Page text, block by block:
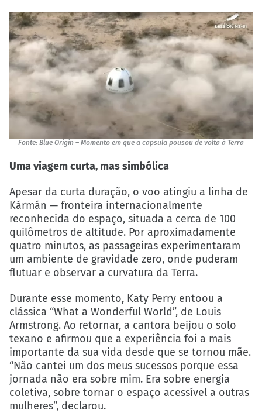
Fonte: Blue Origin – Momento em que a capsula pousou de volta à Terra
Uma viagem curta, mas simbólica
Apesar da curta duração, o voo atingiu a linha de
Kármán — fronteira internacionalmente
reconhecida do espaço, situada a cerca de 100
quilômetros de altitude. Por aproximadamente
quatro minutos, as passageiras experimentaram
um ambiente de gravidade zero, onde puderam
flutuar e observar a curvatura da Terra.
Durante esse momento, Katy Perry entoou a
clássica “What a Wonderful World”, de Louis
Armstrong. Ao retornar, a cantora beijou o solo
texano e afirmou que a experiência foi a mais
importante da sua vida desde que se tornou mãe.
“Não cantei um dos meus sucessos porque essa
jornada não era sobre mim. Era sobre energia
coletiva, sobre tornar o espaço acessível a outras
mulheres”, declarou.